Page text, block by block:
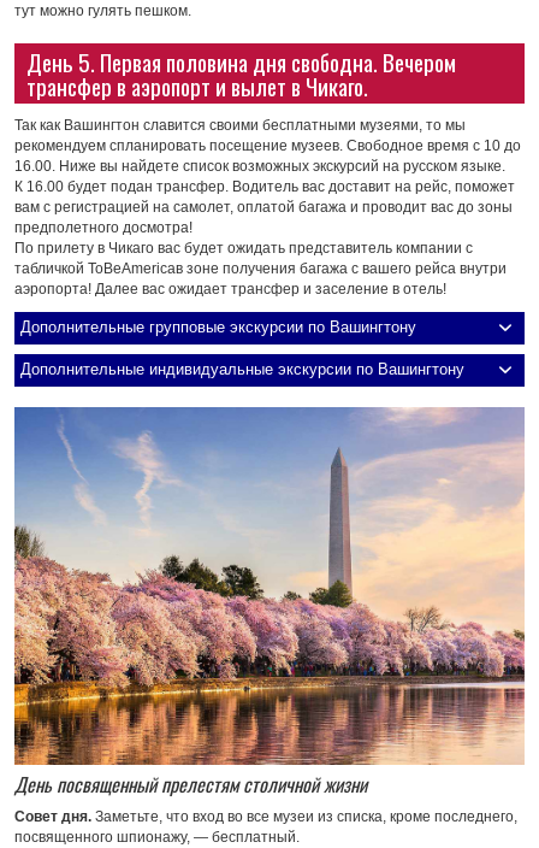
тут можно гулять пешком.
День 5. Первая половина дня свободна. Вечером
трансфер в аэропорт и вылет в Чикаго.
Так как Вашингтон славится своими бесплатными музеями, то мы
рекомендуем спланировать посещение музеев. Свободное время с 10 до
16.00. Ниже вы найдете список возможных экскурсий на русском языке.
К 16.00 будет подан трансфер. Водитель вас доставит на рейс, поможет
вам с регистрацией на самолет, оплатой багажа и проводит вас до зоны
предполетного досмотра!
По прилету в Чикаго вас будет ожидать представитель компании с
табличкой ToBeAmericaв зоне получения багажа с вашего рейса внутри
аэропорта! Далее вас ожидает трансфер и заселение в отель!
Дополнительные групповые экскурсии по Вашингтону
Дополнительные индивидуальные экскурсии по Вашингтону
День посвященный прелестям столичной жизни
Совет дня. Заметьте, что вход во все музеи из списка, кроме последнего,
посвященного шпионажу, — бесплатный.